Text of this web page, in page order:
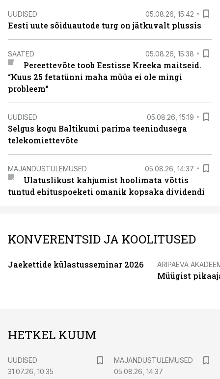
UUDISED 05.08.26, 15:42
Eesti uute sõiduautode turg on jätkuvalt plussis
SAATED 05.08.26, 15:38
Pereettevõte toob Eestisse Kreeka maitseid.
“Kuus 25 fetatünni maha müüa ei ole mingi
probleem“
UUDISED 05.08.26, 15:19
Selgus kogu Baltikumi parima teenindusega
telekomiettevõte
MAJANDUSTULEMUSED 05.08.26, 14:37
Ulatuslikust kahjumist hoolimata võttis
tuntud ehituspoeketi omanik kopsaka dividendi
KONVERENTSID JA KOOLITUSED
Jaekettide külastusseminar 2026 ÄRIPÄEVA
Müügist
HETKEL KUUM
UUDISED
31.07.26, 10:35
MAJANDUSTULEMUSED
05.08.26, 14:37